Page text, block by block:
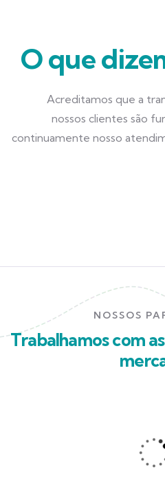
O que
Acreditamos que a
nossos clientes são
continuamente nosso
NOSSOS
Trabalhamos com